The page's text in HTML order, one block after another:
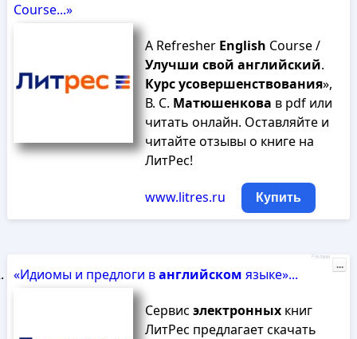
Course...»
A Refresher English Course /
Улучши свой английский.
Курсусовершенствования»,
В. С. Матюшенкова в pdf или
читать онлайн. Оставляйте и
читайте отзывы о книге на
ЛитРес!
www.litres.ru Купить
«Идиомы и предлоги ванглийском языке»...
Сервис электронныхкниг
ЛитРес предлагает скачать
Реклама
...